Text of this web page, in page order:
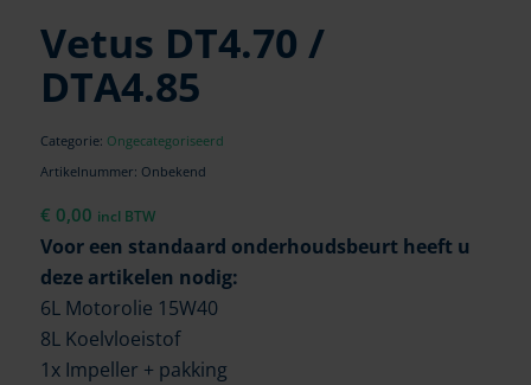
Vetus DT4.70 /
DTA4.85
Categorie: Ongecategoriseerd
Artikelnummer: Onbekend
€ 0,00 incl BTW
Voor een standaard onderhoudsbeurt heeft u
deze artikelen nodig:
6L Motorolie 15W40
8L Koelvloeistof
1x Impeller + pakking